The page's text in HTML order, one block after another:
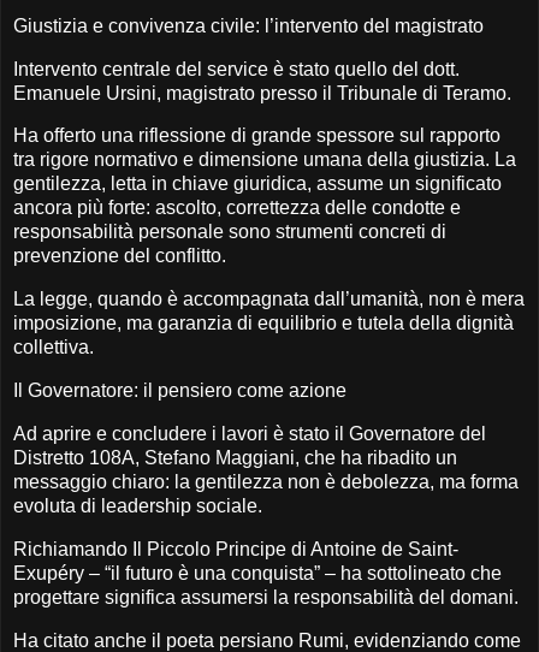
Giustizia e convivenza civile: l’intervento del magistrato
Intervento centrale del service è stato quello del dott.
Emanuele Ursini, magistrato presso il Tribunale di Teramo.
Ha offerto una riflessione di grande spessore sul rapporto
tra rigore normativo e dimensione umana della giustizia. La
gentilezza, letta in chiave giuridica, assume un significato
ancora più forte: ascolto, correttezza delle condotte e
responsabilità personale sono strumenti concreti di
prevenzione del conflitto.
La legge, quando è accompagnata dall’umanità, non è mera
imposizione, ma garanzia di equilibrio e tutela della dignità
collettiva.
Il Governatore: il pensiero come azione
Ad aprire e concludere i lavori è stato il Governatore del
Distretto 108A, Stefano Maggiani, che ha ribadito un
messaggio chiaro: la gentilezza non è debolezza, ma forma
evoluta di leadership sociale.
Richiamando Il Piccolo Principe di Antoine de Saint-
Exupéry – “il futuro è una conquista” – ha sottolineato che
progettare significa assumersi la responsabilità del domani.
Ha citato anche il poeta persiano Rumi, evidenziando come